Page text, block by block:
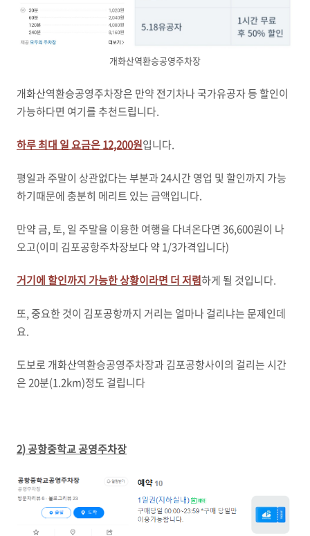
개화산역환승공영주차장
개화산역환승공영주차장은 만약 전기차나 국가유공자 등 할인이
가능하다면 여기를 추천드립니다.
하루 최대 일 요금은 12,200원입니다.
평일과 주말이 상관없다는 부분과 24시간 영업 및 할인까지 가능
하기때문에 충분히 메리트 있는 금액입니다.
만약 금, 토, 일 주말을 이용한 여행을 다녀온다면 36,600원이 나
오고(이미 김포공항주차장보다 약 1/3가격입니다)
거기에 할인까지 가능한 상황이라면 더 저렴하게 될 것입니다.
또, 중요한 것이 김포공항까지 거리는 얼마나 걸리냐는 문제인데
요.
도보로 개화산역환승공영주차장과 김포공항사이의 걸리는 시간
은 20분(1.2km)정도 걸립니다
2) 공항중학교 공영주차장